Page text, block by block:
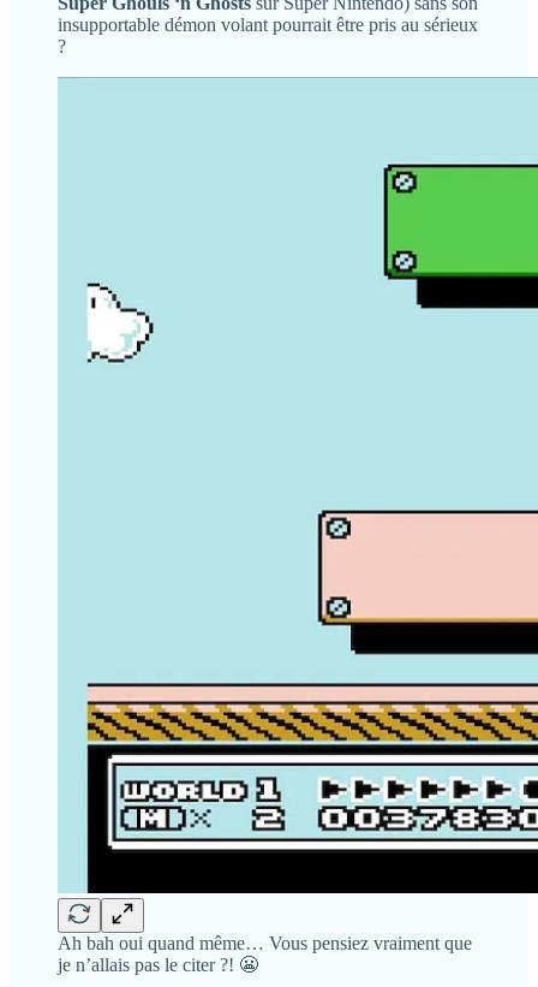
insupportable démon volant pourrait être pris au sérieux
?
Ah bah oui quand même… Vous pensiez vraiment que
je n’allais pas le citer ?! 😬